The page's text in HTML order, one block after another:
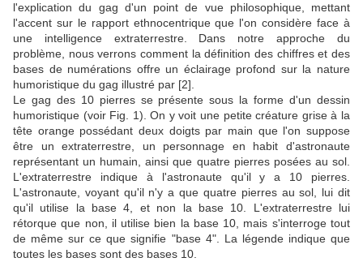
l'explication du gag d'un point de vue philosophique, mettant
l'accent sur le rapport ethnocentrique que l'on considère face à
une intelligence extraterrestre. Dans notre approche du
problème, nous verrons comment la définition des chiffres et des
bases de numérations offre un éclairage profond sur la nature
humoristique du gag illustré par [2].
Le gag des 10 pierres se présente sous la forme d'un dessin
humoristique (voir Fig. 1). On y voit une petite créature grise à la
tête orange possédant deux doigts par main que l'on suppose
être un extraterrestre, un personnage en habit d'astronaute
représentant un humain, ainsi que quatre pierres posées au sol.
L'extraterrestre indique à l'astronaute qu'il y a 10 pierres.
L'astronaute, voyant qu'il n'y a que quatre pierres au sol, lui dit
qu'il utilise la base 4, et non la base 10. L'extraterrestre lui
rétorque que non, il utilise bien la base 10, mais s'interroge tout
de même sur ce que signifie "base 4". La légende indique que
toutes les bases sont des bases 10.